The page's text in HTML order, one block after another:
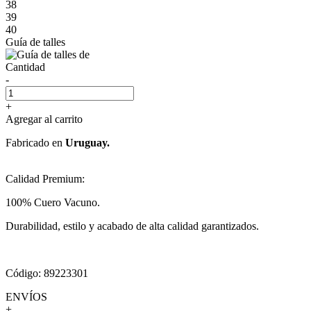
38
39
40
Guía de talles
Cantidad
-
+
Agregar al carrito
Fabricado en Uruguay.
Calidad Premium:
100% Cuero Vacuno.
Durabilidad, estilo y acabado de alta calidad garantizados.
Código: 89223301
ENVÍOS